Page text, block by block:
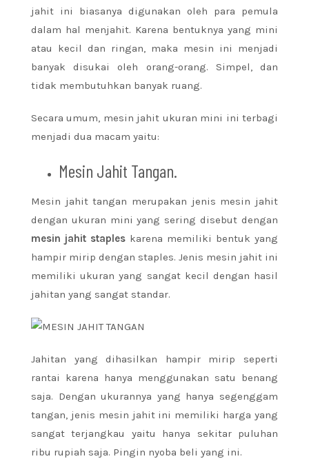
jahit ini biasanya digunakan oleh para pemula
dalam hal menjahit. Karena bentuknya yang mini
atau kecil dan ringan, maka mesin ini menjadi
banyak disukai oleh orang-orang. Simpel, dan
tidak membutuhkan banyak ruang.
Secara umum, mesin jahit ukuran mini ini terbagi
menjadi dua macam yaitu:
Mesin Jahit Tangan.
Mesin jahit tangan merupakan jenis mesin jahit
dengan ukuran mini yang sering disebut dengan
mesin jahit staples karena memiliki bentuk yang
hampir mirip dengan staples. Jenis mesin jahit ini
memiliki ukuran yang sangat kecil dengan hasil
jahitan yang sangat standar.
Jahitan yang dihasilkan hampir mirip seperti
rantai karena hanya menggunakan satu benang
saja. Dengan ukurannya yang hanya segenggam
tangan, jenis mesin jahit ini memiliki harga yang
sangat terjangkau yaitu hanya sekitar puluhan
ribu rupiah saja. Pingin nyoba beli yang ini.